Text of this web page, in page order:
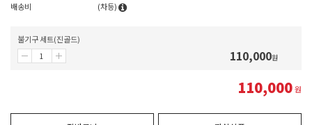
배송비
(차등)
불기구 세트(진골드)
110,000원
110,000원